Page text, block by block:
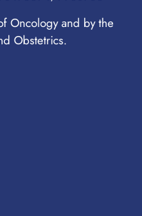
Oncology and by the
Obstetrics.